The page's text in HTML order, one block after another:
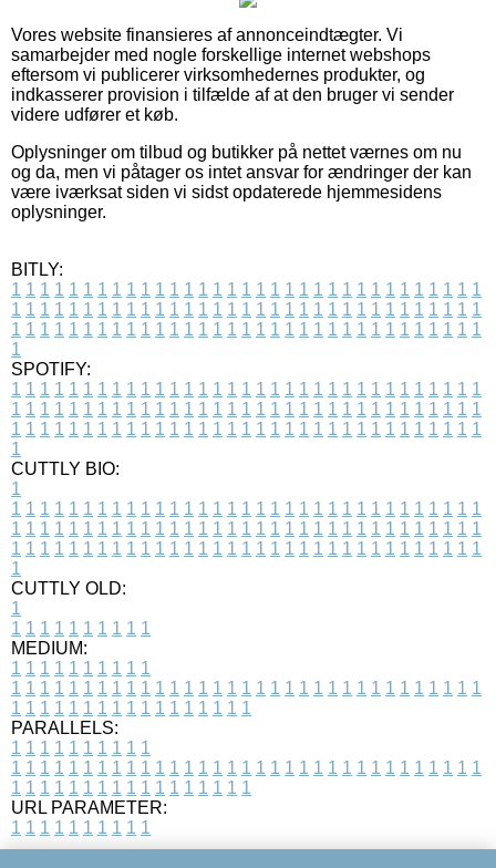
Vores website finansieres af annonceindtægter. Vi
samarbejder med nogle forskellige internet webshops
eftersom vi publicerer virksomhedernes produkter, og
indkasserer provision i tilfælde af at den bruger vi sender
videre udfører et køb.
Oplysninger om tilbud og butikker på nettet værnes om nu
og da, men vi påtager os intet ansvar for ændringer der kan
være iværksat siden vi sidst opdaterede hjemmesidens
oplysninger.
BITLY:
1 1 1 1 1 1 1 1 1 1 1 1 1 1 1 1 1 1 1 1 1 1 1 1 1 1 1 1 1 1 1 1 1
1 1 1 1 1 1 1 1 1 1 1 1 1 1 1 1 1 1 1 1 1 1 1 1 1 1 1 1 1 1 1 1 1
1 1 1 1 1 1 1 1 1 1 1 1 1 1 1 1 1 1 1 1 1 1 1 1 1 1 1 1 1 1 1 1 1
1
SPOTIFY:
1 1 1 1 1 1 1 1 1 1 1 1 1 1 1 1 1 1 1 1 1 1 1 1 1 1 1 1 1 1 1 1 1
1 1 1 1 1 1 1 1 1 1 1 1 1 1 1 1 1 1 1 1 1 1 1 1 1 1 1 1 1 1 1 1 1
1 1 1 1 1 1 1 1 1 1 1 1 1 1 1 1 1 1 1 1 1 1 1 1 1 1 1 1 1 1 1 1 1
1
CUTTLY BIO:
1
1 1 1 1 1 1 1 1 1 1 1 1 1 1 1 1 1 1 1 1 1 1 1 1 1 1 1 1 1 1 1 1 1
1 1 1 1 1 1 1 1 1 1 1 1 1 1 1 1 1 1 1 1 1 1 1 1 1 1 1 1 1 1 1 1 1
1 1 1 1 1 1 1 1 1 1 1 1 1 1 1 1 1 1 1 1 1 1 1 1 1 1 1 1 1 1 1 1 1
1
CUTTLY OLD:
1
1 1 1 1 1 1 1 1 1 1
MEDIUM:
1 1 1 1 1 1 1 1 1 1
1 1 1 1 1 1 1 1 1 1 1 1 1 1 1 1 1 1 1 1 1 1 1 1 1 1 1 1 1 1 1 1 1
1 1 1 1 1 1 1 1 1 1 1 1 1 1 1 1 1
PARALLELS:
1 1 1 1 1 1 1 1 1 1
1 1 1 1 1 1 1 1 1 1 1 1 1 1 1 1 1 1 1 1 1 1 1 1 1 1 1 1 1 1 1 1 1
1 1 1 1 1 1 1 1 1 1 1 1 1 1 1 1 1
URL PARAMETER:
1 1 1 1 1 1 1 1 1 1